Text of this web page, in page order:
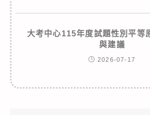
大考中心115年度試題性別平等
與建議
2026-07-17